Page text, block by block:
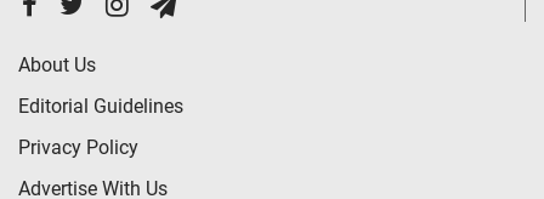
About Us
Editorial Guidelines
Privacy Policy
Advertise With Us